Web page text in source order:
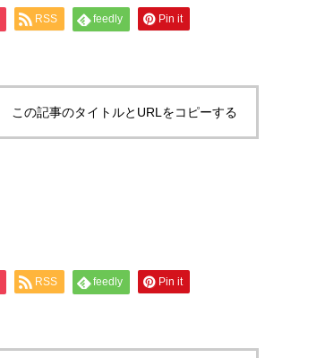
RSS feedly Pin it
この記事のタイトルとURLをコピーする
RSS feedly Pin it